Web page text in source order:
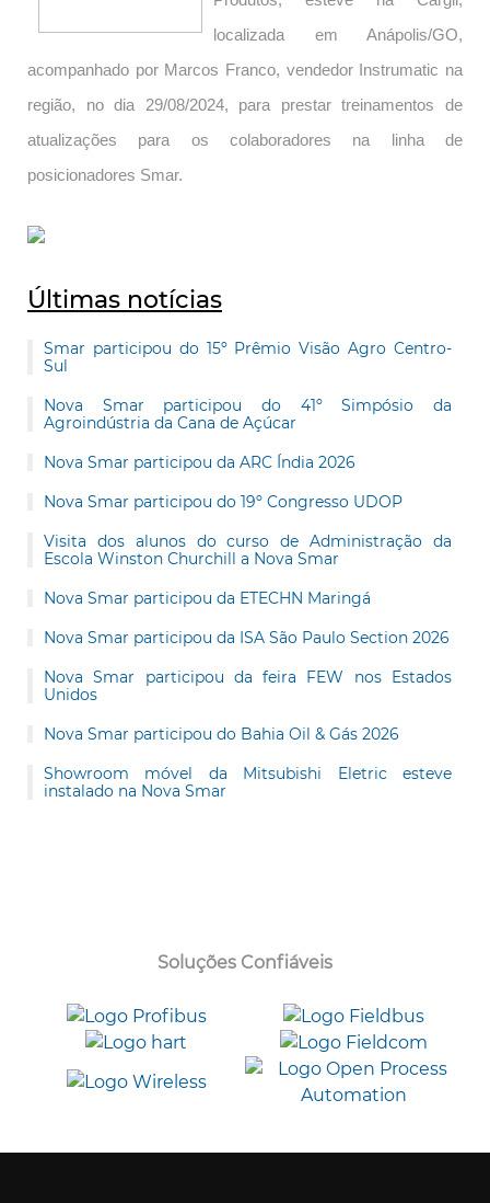
localizada em Anápolis/GO,
acompanhado por Marcos Franco, vendedor Instrumatic na
região, no dia 29/08/2024, para prestar treinamentos de
atualizações para os colaboradores na linha de
posicionadores Smar.
Últimas notícias
Smar participou do 15º Prêmio Visão Agro Centro-
Sul
Nova Smar participou do 41º Simpósio da
Agroindústria da Cana de Açúcar
Nova Smar participou da ARC Índia 2026
Nova Smar participou do 19º Congresso UDOP
Visita dos alunos do curso de Administração da
Escola Winston Churchill a Nova Smar
Nova Smar participou da ETECHN Maringá
Nova Smar participou da ISA São Paulo Section 2026
Nova Smar participou da feira FEW nos Estados
Unidos
Nova Smar participou do Bahia Oil & Gás 2026
Showroom móvel da Mitsubishi Eletric esteve
instalado na Nova Smar
Soluções Confiáveis